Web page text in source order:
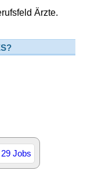
Ärzte.
29 Jobs